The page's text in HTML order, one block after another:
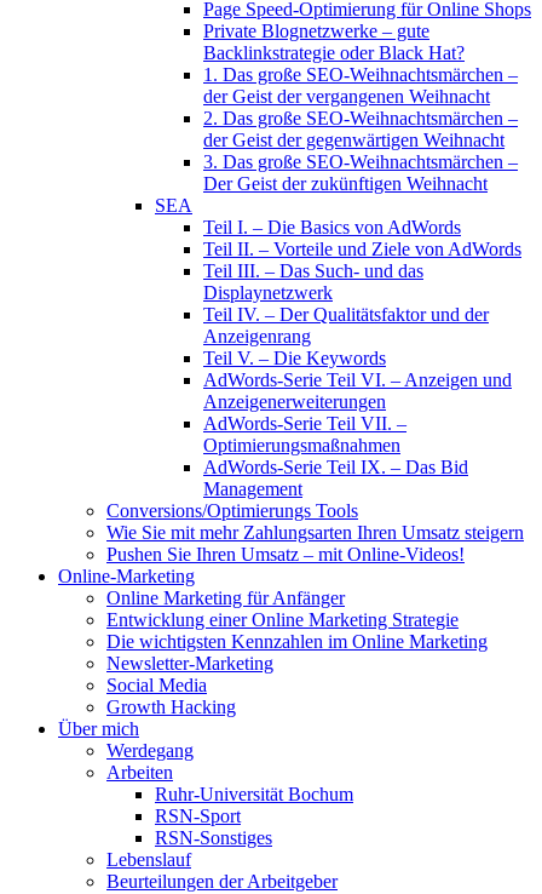
Page Speed-Optimierung für Online Shops
Private Blognetzwerke – gute
Backlinkstrategie oder Black Hat?
1. Das große SEO-Weihnachtsmärchen –
der Geist der vergangenen Weihnacht
2. Das große SEO-Weihnachtsmärchen –
der Geist der gegenwärtigen Weihnacht
3. Das große SEO-Weihnachtsmärchen –
Der Geist der zukünftigen Weihnacht
SEA
Teil I. – Die Basics von AdWords
Teil II. – Vorteile und Ziele von AdWords
Teil III. – Das Such- und das
Displaynetzwerk
Teil IV. – Der Qualitätsfaktor und der
Anzeigenrang
Teil V. – Die Keywords
AdWords-Serie Teil VI. – Anzeigen und
Anzeigenerweiterungen
AdWords-Serie Teil VII. –
Optimierungsmaßnahmen
AdWords-Serie Teil IX. – Das Bid
Management
Conversions/Optimierungs Tools
Wie Sie mit mehr Zahlungsarten Ihren Umsatz steigern
Pushen Sie Ihren Umsatz – mit Online-Videos!
Online-Marketing
Online Marketing für Anfänger
Entwicklung einer Online Marketing Strategie
Die wichtigsten Kennzahlen im Online Marketing
Newsletter-Marketing
Social Media
Growth Hacking
Über mich
Werdegang
Arbeiten
Ruhr-Universität Bochum
RSN-Sport
RSN-Sonstiges
Lebenslauf
Beurteilungen der Arbeitgeber